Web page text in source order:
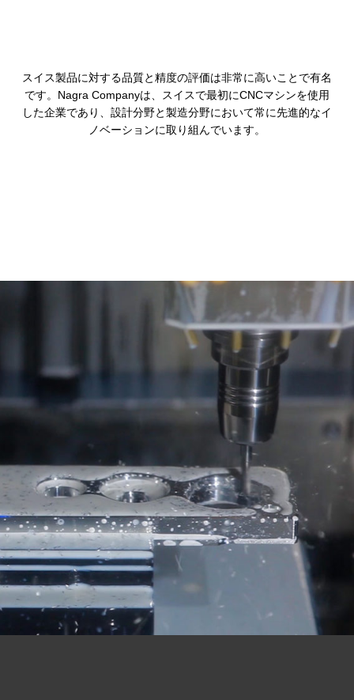
スイス製品に対する品質と精度の評価は非常に高いことで有名
です。Nagra Companyは、スイスで最初にCNCマシンを使用
した企業であり、設計分野と製造分野において常に先進的なイ
ノベーションに取り組んでいます。